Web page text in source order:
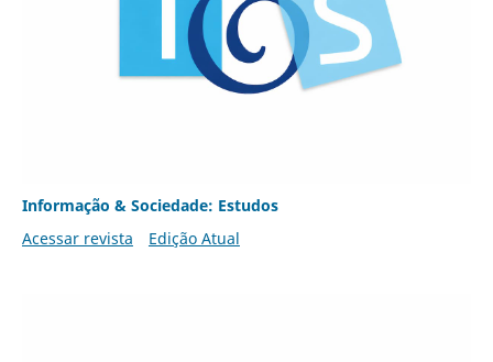
Informação & Sociedade: Estudos
Acessar revista
Edição Atual